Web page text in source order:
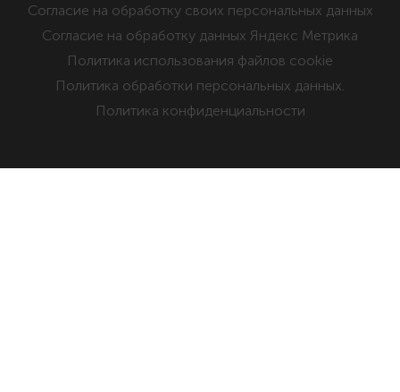
Cогласие на обработку своих персональных данных
Cогласие на обработку данных Яндекс Метрика
Политика использования файлов cookie
Политика обработки персональных данных.
Политика конфиденциальности